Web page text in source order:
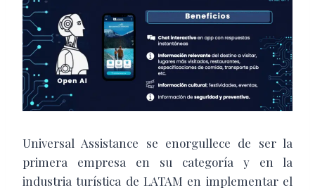
Universal Assistance se enorgullece de ser la
primera empresa en su categoría y en la
industria turística de LATAM en implementar el